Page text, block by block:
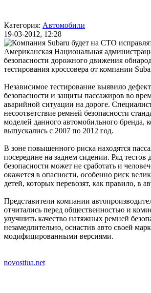
Категория: Автомобили
19-03-2012, 12:28
Американская Национальная
безопасности дорожного движения
тестирования кроссовера от компании
Независимое тестирование выявило
безопасности и защиты пассажиров во
аварийной ситуации на дороге.
несоответствие ремней безопасности
моделей данного автомобильного бренда,
выпускались с 2007 по 2012 год.
В зоне повышенного риска находятся
посередине на заднем сидении. Ряд тестов
безопасности может не сработать и
окажется в опасности, особенно риск
детей, которых перевозят, как правило, в
Представители компании
отчитались перед общественностью и
улучшить качество натяжных ремней
незамедлительно, оснастив авто своей
модифицированными версиями.
novostiua.net